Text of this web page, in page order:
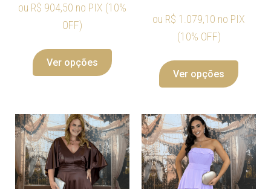
ou R$ 904,50 no PIX (10%
OFF)
Ver opções
ou R$ 1.079,10 no PIX
(10% OFF)
Ver opções